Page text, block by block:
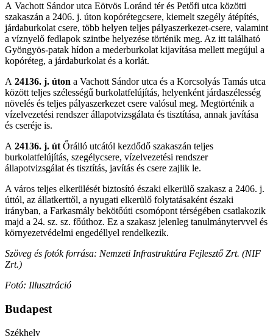
A Vachott Sándor utca Eötvös Loránd tér és Petőfi utca közötti
szakaszán a 2406. j. úton kopórétegcsere, kiemelt szegély átépítés,
járdaburkolat csere, több helyen teljes pályaszerkezet-csere, valamint
a víznyelő fedlapok szintbe helyezése történik meg. Az itt található
Gyöngyös-patak hídon a mederburkolat kijavítása mellett megújul a
kopóréteg, a járdaburkolat és a korlát.
A 24136. j. úton a Vachott Sándor utca és a Korcsolyás Tamás utca
között teljes szélességű burkolatfelújítás, helyenként járdaszélesség
növelés és teljes pályaszerkezet csere valósul meg. Megtörténik a
vízelvezetési rendszer állapotvizsgálata és tisztítása, annak javítása
és cseréje is.
A 24136. j. útŐrálló utcától kezdődő szakaszán teljes
burkolatfelújítás, szegélycsere, vízelvezetési rendszer
állapotvizsgálat és tisztítás, javítás és csere zajlik le.
A város teljes elkerülését biztosító északi elkerülő szakasz a 2406. j.
úttól, az állatkerttől, a nyugati elkerülő folytatásaként északi
irányban, a Farkasmály bekötőúti csomópont térségében csatlakozik
majd a 24. sz. sz. főúthoz. Ez a szakasz jelenleg tanulmánytervvel és
környezetvédelmi engedéllyel rendelkezik.
Szöveg és fotók forrása: Nemzeti Infrastruktúra Fejlesztő Zrt. (NIF
Zrt.)
Fotó: Illusztráció
Budapest
Székhely